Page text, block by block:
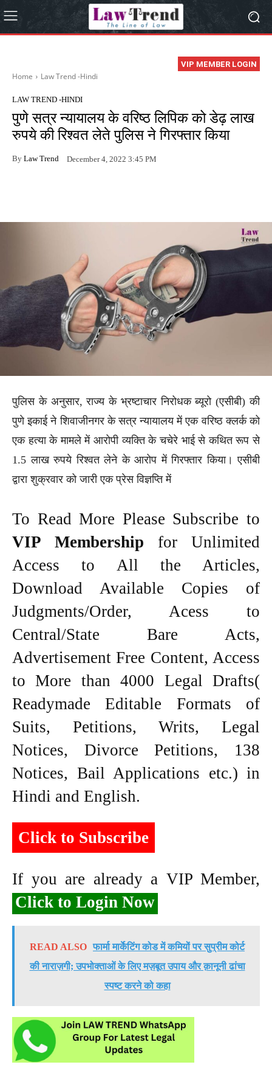
VIP MEMBER LOGIN
Home Law Trend -Hindi
LAW TREND -HINDI
पुणे सत्र न्यायालय के वरिष्ठ लिपिक को डेढ़ लाख
रुपये की रिश्वत लेते पुलिस ने गिरफ्तार किया
By Law Trend December 4, 2022 3:45 PM
पुलिस के अनुसार, राज्य के भ्रष्टाचार निरोधक ब्यूरो (एसीबी) की
पुणे इकाई ने शिवाजीनगर के सत्र न्यायालय में एक वरिष्ठ क्लर्क को
एक हत्या के मामले में आरोपी व्यक्ति के चचेरे भाई से कथित रूप से
1.5 लाख रुपये रिश्वत लेने के आरोप में गिरफ्तार किया। एसीबी
द्वारा शुक्रवार को जारी एक प्रेस विज्ञप्ति में
To Read More Please Subscribe to
VIP Membership for Unlimited
Access to All the Articles,
Download Available Copies of
Judgments/Order, Acess to
Central/State Bare Acts,
Advertisement Free Content, Access
to More than 4000 Legal Drafts(
Readymade Editable Formats of
Suits, Petitions, Writs, Legal
Notices, Divorce Petitions, 138
Notices, Bail Applications etc.) in
Hindi and English.
Click to Subscribe
If you are already a VIP Member,
Click to Login Now
READ ALSO फार्मा मार्केटिंग कोड में कमियों पर सुप्रीम कोर्ट
की नाराज़गी; उपभोक्ताओं के लिए मज़बूत उपाय और क़ानूनी ढांचा
स्पष्ट करने को कहा